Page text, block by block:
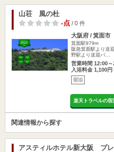
山荘 風の杜
-点 / 0 件
大阪府 / 箕面市
箕面駅979m
阪急箕面駅より
野駅より送迎バ…
営業時間 12:00
入浴料金 1,100円
宿泊
楽天トラベルの宿
関連情報から探す
アスティルホテル新大阪 プ